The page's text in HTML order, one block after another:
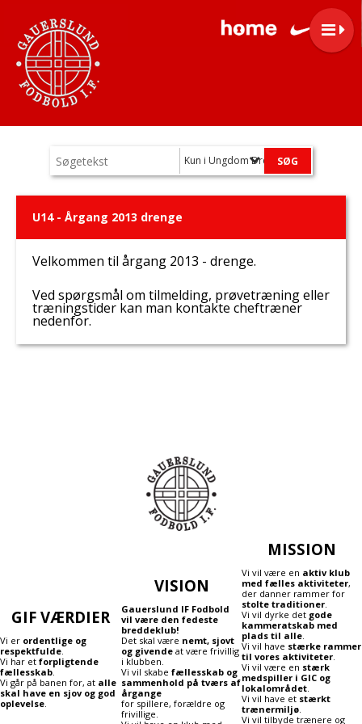
Kun i Ungdom Drenge
U14 - Årgang 2013 drenge
Velkommen til årgang 2013 - drenge.
Ved spørgsmål om tilmelding, prøvetræning eller
træningstider kan man kontakte cheftræner
nedenfor.
GIF VÆRDIER
Vi er ordentlige og
respektfulde.
Vi har et forpligtende
fællesskab.
Vi går på banen for, at alle
skal have en sjov og god
oplevelse.
VISION
Gauerslund IF Fodbold
vil være den fedeste
breddeklub!
Det skal være nemt, sjovt
og givende at være frivillig
i klubben.
Vi vil skabe fællesskab og
sammenhold på tværs af
årgange
for spillere, forældre og
frivillige.
MISSION
Vi vil være en aktiv klub
med fælles aktiviteter,
der danner rammer for
stolte traditioner.
Vi vil dyrke det gode
kammeratskab med
plads til alle.
Vi vil have stærke rammer
til vores aktiviteter.
Vi vil være en stærk
medspiller i GIC og
lokalområdet.
Vi vil have et stærkt
trænermiljø.
Vi vil tilbyde trænere og